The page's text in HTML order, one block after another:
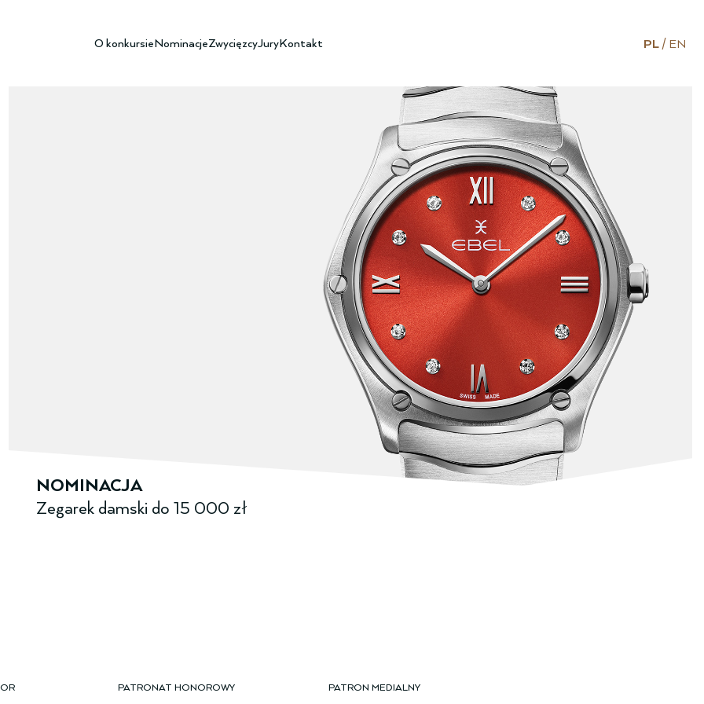
O konkursieNominacjeZwycięzcyJuryKontakt PL EN
NOMINACJA
Zegarek damski ­do­ 15 000 zł
PATRONAT HONOROWY PATRON MEDIALNY